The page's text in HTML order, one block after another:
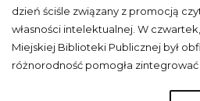
dzień ściśle związany z promocją
własności intelektualnej. W
Miejskiej Biblioteki Publicznej był
różnorodność pomogła zintegrować